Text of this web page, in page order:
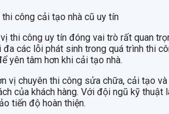
thi công uy tín đóng vai trò rất quan
đa các lỗi phát sinh trong quá trình thi
yên tâm hơn khi cải tạo nhà.
vị chuyên thi công sửa chữa, cải tạo
của khách hàng. Với đội ngũ kỹ
tiến độ hoàn thiện.